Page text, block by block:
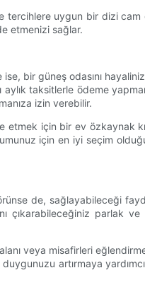
tercihlere uygun bir dizi
etmenizi sağlar.
bir güneş odasını
taksitlerle ödeme
izin verebilir.
etmek için bir ev
için en iyi seçim
de, sağlayabileceği
çıkarabileceğiniz parlak
veya misafirleri
artırmaya